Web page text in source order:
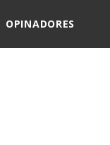
OPINADORES